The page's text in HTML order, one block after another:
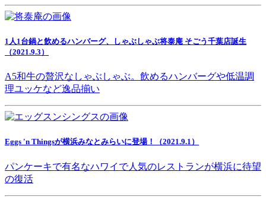
1人1台鍋と飲めるハンバーグ、しゃぶしゃぶ将泰庵 そごう千葉店誕生
（2021.9.3）
A5和牛の贅沢なしゃぶしゃぶ。飲めるハンバーグや低温調
理ユッケなど逸品揃い
Eggs 'n Thingsが横浜みなとみらいに登場！（2021.9.1）
パンケーキで有名なハワイで人気のレストランが横浜に待望
の復活